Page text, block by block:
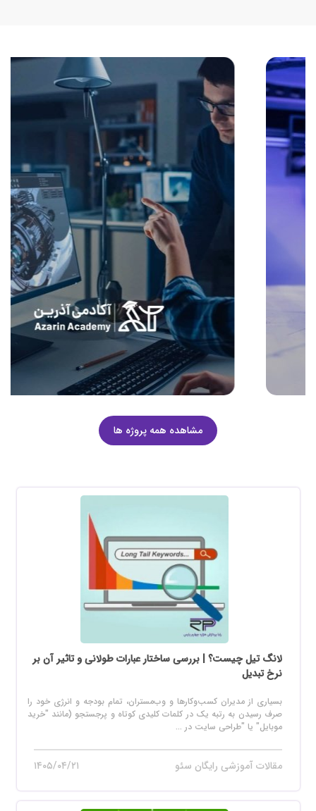
مشاهده همه پروژه ها
لانگ تیل چیست؟ | بررسی ساختار عبارات طولانی و تاثیر آن بر
نرخ تبدیل
بسیاری از مدیران کسب‌وکارها و وب‌مستران، تمام بودجه و انرژی خود را
صرف رسیدن به رتبه یک در کلمات کلیدی کوتاه و پرجستجو (مانند "خرید
موبایل" یا "طراحی سایت در ...
مقالات آموزشی رایگان سئو ۱۴۰۵/۰۴/۲۱